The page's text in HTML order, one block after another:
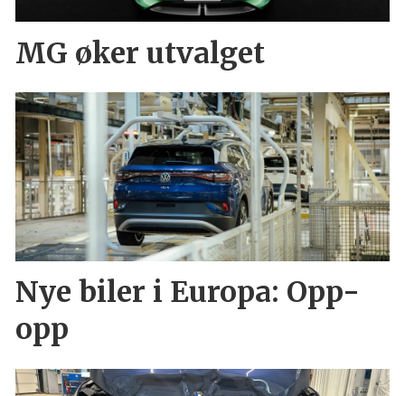
MG øker utvalget
Nye biler i Europa: Opp-
opp